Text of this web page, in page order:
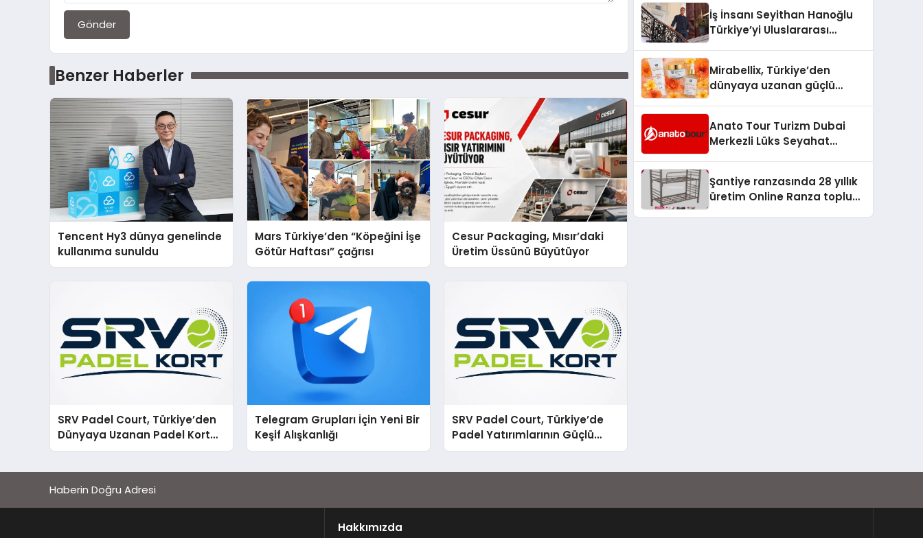
Gönder
Benzer Haberler
Tencent Hy3 dünya genelinde
kullanıma sunuldu
Mars Türkiye’den “Köpeğini İşe
Götür Haftası” çağrısı
Cesur Packaging, Mısır’daki
Üretim Üssünü Büyütüyor
SRV Padel Court, Türkiye’den
Dünyaya Uzanan Padel Kort
Üretiminde Güvenin Adresi
Telegram Grupları İçin Yeni Bir
Keşif Alışkanlığı
SRV Padel Court, Türkiye’de
Padel Yatırımlarının Güçlü
Markası Olmayı Sürdürüyor
İş İnsanı Seyithan Hanoğlu
Türkiye’yi Uluslararası
Mirabellix, Türkiye’den
dünyaya uzanan güçlü
Anato Tour Turizm Dubai
Merkezli Lüks Seyahat
Şantiye ranzasında 28 yıllık
üretim Online Ranza toplu
Haberin Doğru Adresi
Hakkımızda